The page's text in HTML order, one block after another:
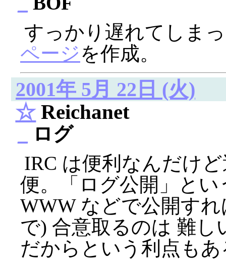
すっかり遅れてしま
ページを作成。
2001年 5月 22日 (火)
☆Reichanet
ログ
IRC は便利なんだけ
便。「ログ公開」と
WWW などで公開す
で) 合意取るのは 難
だからという利点もあ